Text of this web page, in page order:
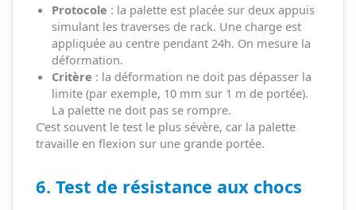
Protocole : la palette est placée sur deux appuis
simulant les traverses de rack. Une charge est
appliquée au centre pendant 24h. On mesure la
déformation.
Critère : la déformation ne doit pas dépasser la
limite (par exemple, 10 mm sur 1 m de portée).
La palette ne doit pas se rompre.
C’est souvent le test le plus sévère, car la palette
travaille en flexion sur une grande portée.
6. Test de résistance aux chocs